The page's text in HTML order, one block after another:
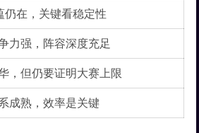
仍在，关键看稳定性
力强，阵容深度充足
，但仍要证明大赛上限
成熟，效率是关键